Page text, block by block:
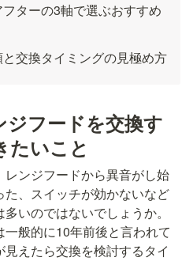
ターの3軸で選ぶおすすめ
交換タイミングの見極め方
フードを交換す
たいこと
ンジフードから異音がし始
、スイッチが効かないなど
いのではないでしょうか。
般的に10年前後と言われて
えたら交換を検討するタイ